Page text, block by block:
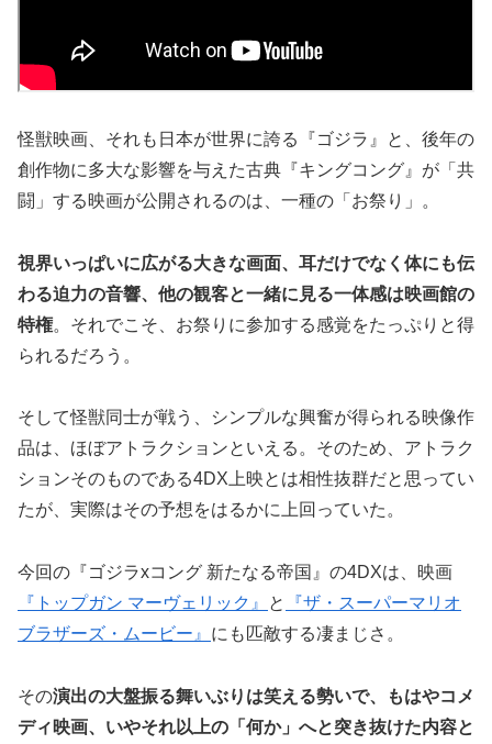
怪獣映画、それも日本が世界に誇る『ゴジラ』と、後年の
創作物に多大な影響を与えた古典『キングコング』が「共
闘」する映画が公開されるのは、一種の「お祭り」。
視界いっぱいに広がる大きな画面、耳だけでなく体にも伝
わる迫力の音響、他の観客と一緒に見る一体感は映画館の
特権。それでこそ、お祭りに参加する感覚をたっぷりと得
られるだろう。
そして怪獣同士が戦う、シンプルな興奮が得られる映像作
品は、ほぼアトラクションといえる。そのため、アトラク
ションそのものである4DX上映とは相性抜群だと思ってい
たが、実際はその予想をはるかに上回っていた。
今回の『ゴジラxコング 新たなる帝国』の4DXは、映画
『トップガン マーヴェリック』
と
『ザ・スーパーマリオ
ブラザーズ・ムービー』 にも匹敵する凄まじさ。
その演出の大盤振る舞いぶりは笑える勢いで、もはやコメ
ディ映画、いやそれ以上の「何か」へと突き抜けた内容と